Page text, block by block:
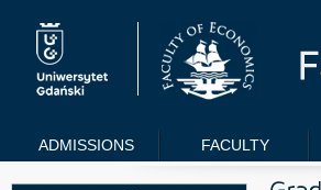
ADMISSIONS FACULTY